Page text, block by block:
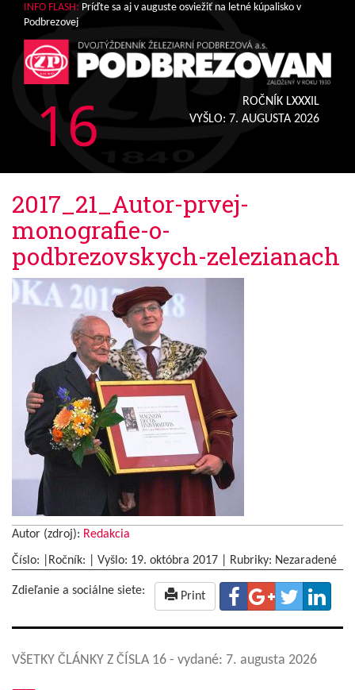
INFO FLASH: Príďte sa aj v auguste osviežiť na letné kúpalisko v
Podbrezovej
16
ROČNÍK LXXXIL
VYŠLO: 7. AUGUSTA 2026
2017_21_Autor-prvej-
monografie-o-
podbrezovskych-zelezianach
Autor (zdroj): Redakcia
Číslo: |Ročník: | Vyšlo: 19. októbra 2017 Rubriky: Nezaradené
Zdieľanie a sociálne siete: Print
VŠETKY ČLÁNKY Z ČÍSLA 16 - vydané: 7. augusta 2026